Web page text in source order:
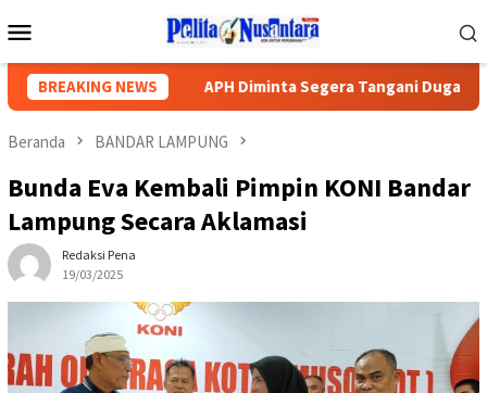
ke
Mobile
BREAKING NEWSAPH Diminta Segera Tangani Dugaan Proyek
Beranda BANDAR LAMPUNG
Bunda Eva Kembali Pimpin KONI Bandar
Lampung Secara Aklamasi
Redaksi Pena
19/03/2025